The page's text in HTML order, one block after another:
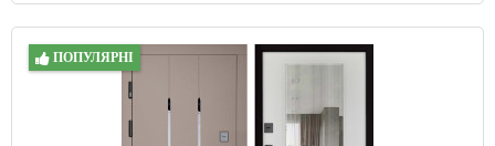
ПОПУЛЯРНІ